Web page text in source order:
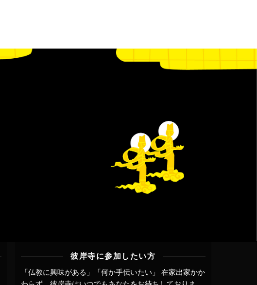
彼岸寺に参加したい方
「仏教に興味がある」「何か手伝いたい」 在家出家かか